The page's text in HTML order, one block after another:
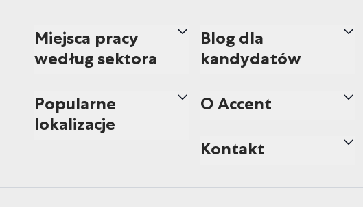
Miejsca pracy
według sektora
Popularne
lokalizacje
Blog dla
kandydatów
O Accent
Kontakt